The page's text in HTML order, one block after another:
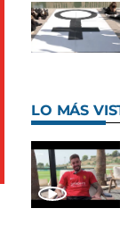
LO MÁS